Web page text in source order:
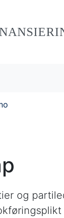
og